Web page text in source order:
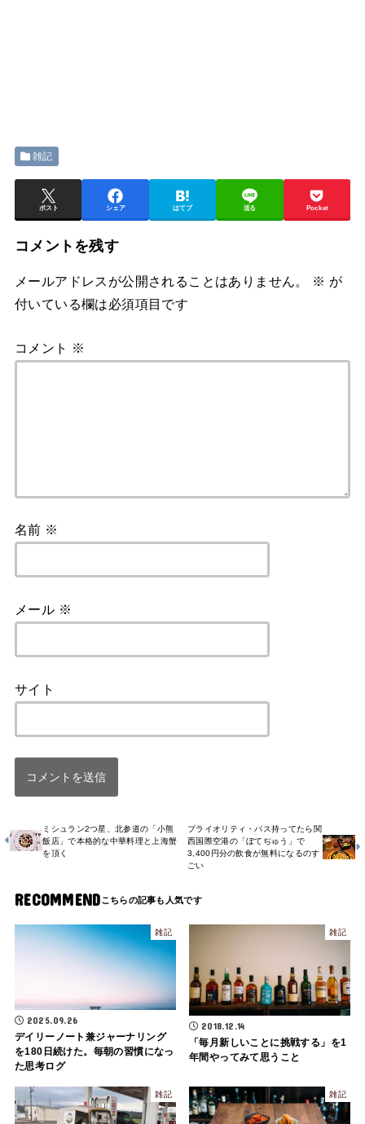
雑記
ポスト シェア はてブ 送る Pocket
コメントを残す
メールアドレスが公開されることはありません。 ※ が
付いている欄は必須項目です
コメント ※
名前 ※
メール ※
サイト
ミシュラン2つ星、北参道の「小熊
飯店」で本格的な中華料理と上海蟹
を頂く
プライオリティ・パス持ってたら関
西国際空港の「ぼてぢゅう」で
3,400円分の飲食が無料になるのす
ごい
RECOMMEND
雑記
2025.09.26
デイリーノート兼ジャーナリング
を180日続けた。毎朝の習慣になっ
た思考ログ
雑記
2018.12.14
「毎月新しいことに挑戦する」を1
年間やってみて思うこと
雑記 雑記